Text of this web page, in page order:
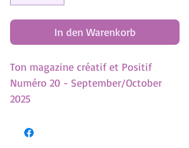
In den Warenkorb
Ton magazine créatif et Positif
Numéro 20 - September/October
2025